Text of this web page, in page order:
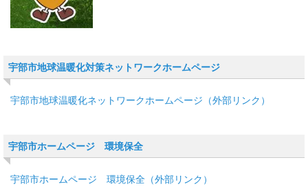
宇部市地球温暖化対策ネットワークホームページ
宇部市地球温暖化ネットワークホームページ（外部リンク）
宇部市ホームページ 環境保全
宇部市ホームページ 環境保全（外部リンク）